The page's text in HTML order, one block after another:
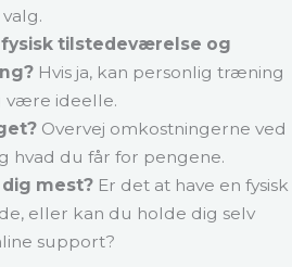
tilstedeværelse og
Hvis ja, kan personlig træning
være ideelle.
Overvej omkostningerne ved
hvad du får for pengene.
mest?Er det at have en fysisk
eller kan du holde dig selv
support?